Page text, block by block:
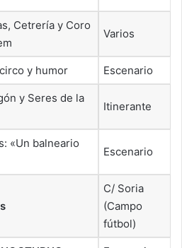
Cetrería y Coro
Varios
y humor Escenario
y Seres de la
Itinerante
«Un balneario
Escenario
C/ Soria
(Campo
fútbol)